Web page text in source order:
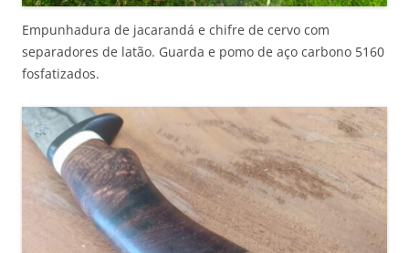
Empunhadura de jacarandá e chifre de cervo com
separadores de latão. Guarda e pomo de aço carbono 5160
fosfatizados.